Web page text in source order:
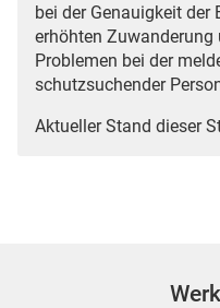
bei der Genauigkeit der
erhöhten
Problemen bei der
schutzsuchender
Aktueller Stand dieser